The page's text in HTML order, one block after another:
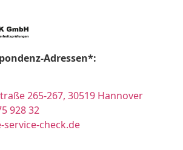
Adressen*:
265-267, 30519 Hannover
928 32
service-check.de